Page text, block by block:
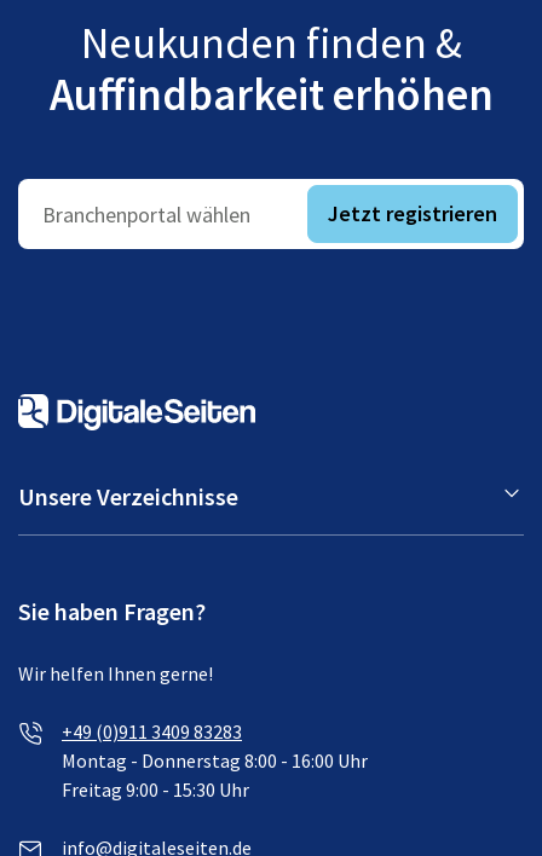
Neukunden finden &
Auffindbarkeit erhöhen
Branchenportal wählen Jetzt registrieren
Unsere Verzeichnisse
Sie haben Fragen?
Wir helfen Ihnen gerne!
+49 (0)911 3409 83283
Montag - Donnerstag 8:00 - 16:00 Uhr
Freitag 9:00 - 15:30 Uhr
info@digitaleseiten.de